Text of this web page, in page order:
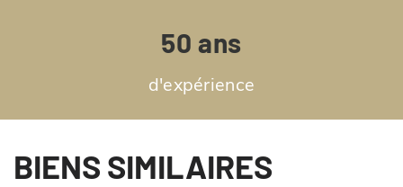
50 ans
d'expérience
BIENS SIMILAIRES